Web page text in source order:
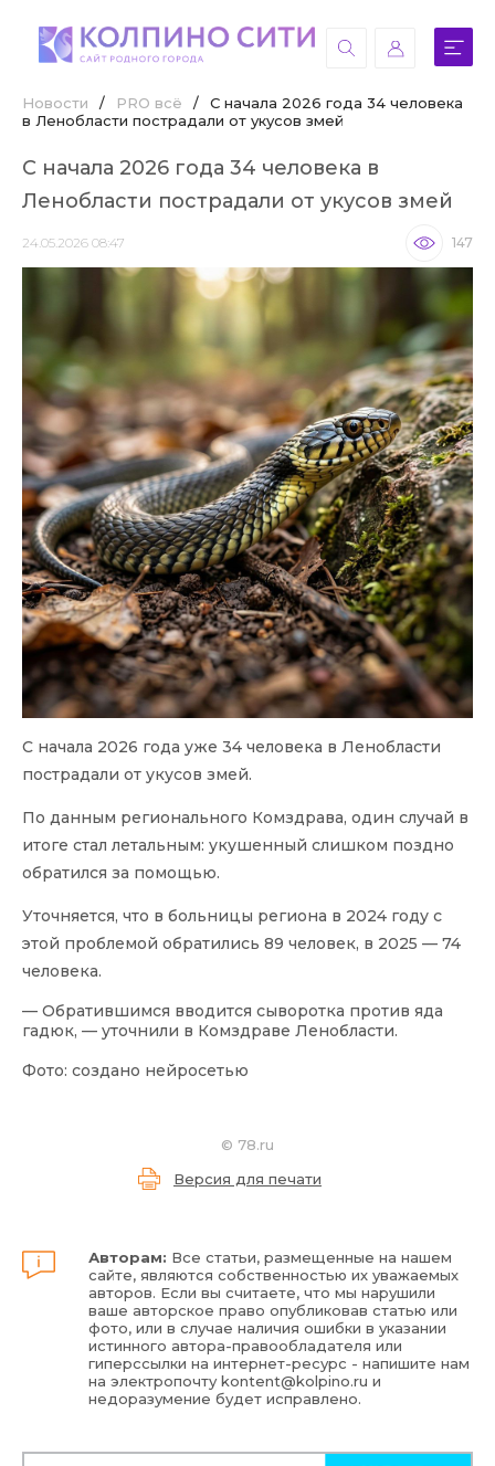
Новости / PRO всё /
С начала 2026 года 34 человека
в Ленобласти пострадали от укусов змей
С начала 2026 года 34 человека в
Ленобласти пострадали от укусов змей
24.05.2026 08:47 147
С начала 2026 года уже 34 человека в Ленобласти
пострадали от укусов змей.
По данным регионального Комздрава, один случай в
итоге стал летальным: укушенный слишком поздно
обратился за помощью.
Уточняется, что в больницы региона в 2024 году с
этой проблемой обратились 89 человек, в 2025 — 74
человека.
— Обратившимся вводится сыворотка против яда
гадюк, — уточнили в Комздраве Ленобласти.
Фото: создано нейросетью
© 78.ru
Версия для печати
Авторам: Все статьи, размещенные на нашем
сайте, являются собственностью их уважаемых
авторов. Если вы считаете, что мы нарушили
ваше авторское право опубликовав статью или
фото, или в случае наличия ошибки в указании
истинного автора-правообладателя или
гиперссылки на интернет-ресурс - напишите нам
на электропочтуkontent@kolpino.ru и
недоразумение будет исправлено.